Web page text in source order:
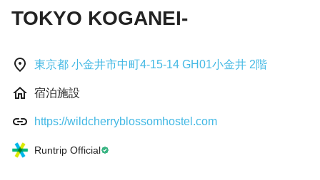
TOKYO KOGANEI-
東京都 小金井市中町4-15-14 GH01小金井 2階
宿泊施設
https://wildcherryblossomhostel.com
Runtrip Official